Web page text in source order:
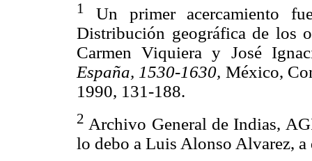
1
Un primer acercamiento
Distribución geográfica de los
Carmen Viquiera y José
España, 1530-1630, México,
1990, 131-188.
2 Archivo General de Indias,
lo debo a Luis Alonso Alvarez,